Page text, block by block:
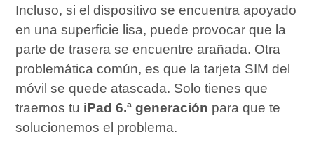
Incluso, si el dispositivo se encuentra apoyado
en una superficie lisa, puede provocar que la
parte de trasera se encuentre arañada. Otra
problemática común, es que la tarjeta SIM del
móvil se quede atascada. Solo tienes que
traernos tu iPad 6.ª generación para que te
solucionemos el problema.